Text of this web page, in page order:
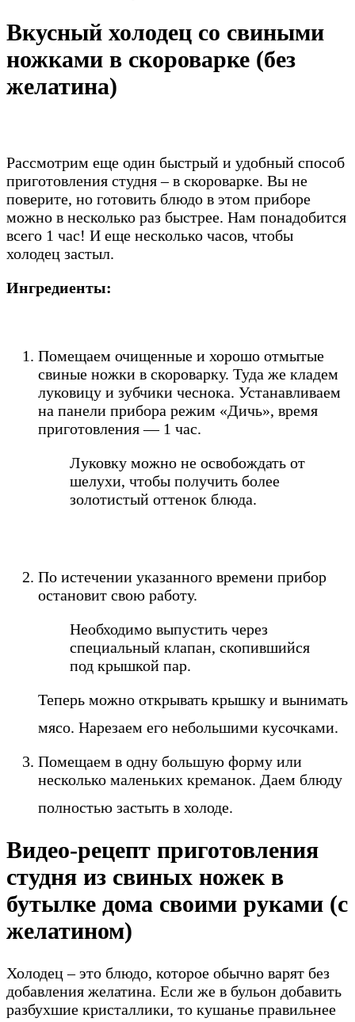
Вкусный холодец со свиными
ножками в скороварке (без
желатина)
Рассмотрим еще один быстрый и удобный способ
приготовления студня – в скороварке. Вы не
поверите, но готовить блюдо в этом приборе
можно в несколько раз быстрее. Нам понадобится
всего 1 час! И еще несколько часов, чтобы
холодец застыл.
Ингредиенты:
Помещаем очищенные и хорошо отмытые
свиные ножки в скороварку. Туда же кладем
луковицу и зубчики чеснока. Устанавливаем
на панели прибора режим «Дичь», время
приготовления — 1 час.
Луковку можно не освобождать от
шелухи, чтобы получить более
золотистый оттенок блюда.
По истечении указанного времени прибор
остановит свою работу.
Необходимо выпустить через
специальный клапан, скопившийся
под крышкой пар.
Теперь можно открывать крышку и вынимать
мясо. Нарезаем его небольшими кусочками.
Помещаем в одну большую форму или
несколько маленьких креманок. Даем блюду
полностью застыть в холоде.
Видео-рецепт приготовления
студня из свиных ножек в
бутылке дома своими руками (с
желатином)
Холодец – это блюдо, которое обычно варят без
добавления желатина. Если же в бульон добавить
разбухшие кристаллики, то кушанье правильнее